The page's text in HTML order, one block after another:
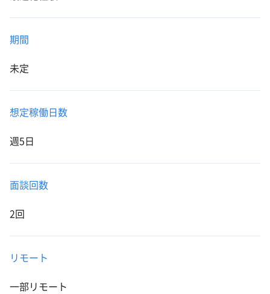
期間
未定
想定稼働日数
週5日
面談回数
2回
リモート
一部リモート